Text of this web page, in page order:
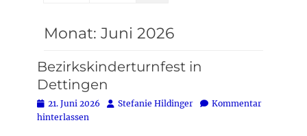
Monat: Juni 2026
Bezirkskinderturnfest in
Dettingen
Posted
on
21. Juni 2026 AutorStefanie Hildinger
Kommentar
hinterlassen